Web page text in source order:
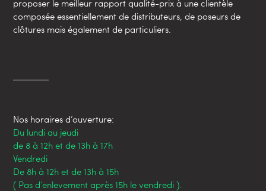
proposer le meilleur rapport qualité-prix à une clientèle
composée essentiellement de distributeurs, de poseurs de
clôtures mais également de particuliers.
Nos horaires d’ouverture:
Du lundi au jeudi
de 8 à 12h et de 13h à 17h
Vendredi
De 8h à 12h et de 13h à 15h
( Pas d’enlevement après 15h le vendredi ).